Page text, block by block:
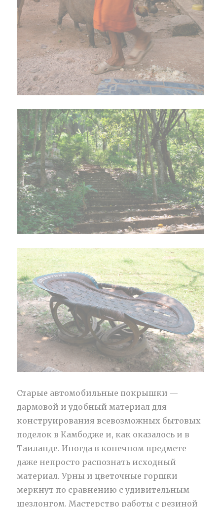
Старые автомобильные покрышки —
дармовой и удобный материал для
конструирования всевозможных бытовых
поделок в Камбодже и, как оказалось и в
Таиланде. Иногда в конечном предмете
даже непросто распознать исходный
материал. Урны и цветочные горшки
меркнут по сравнению с удивительным
шезлонгом. Мастерство работы с резиной